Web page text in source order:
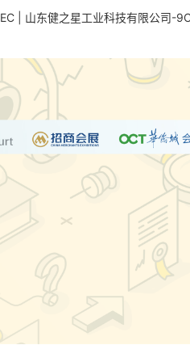
| 山东健之星工业科技有限公司-